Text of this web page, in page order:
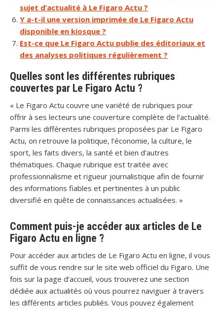
sujet d’actualité à Le Figaro Actu ?
Y a-t-il une version imprimée de Le Figaro Actu
disponible en kiosque ?
Est-ce que Le Figaro Actu publie des éditoriaux et
des analyses politiques régulièrement ?
Quelles sont les différentes rubriques
couvertes par Le Figaro Actu ?
« Le Figaro Actu couvre une variété de rubriques pour
offrir à ses lecteurs une couverture complète de l’actualité.
Parmi les différentes rubriques proposées par Le Figaro
Actu, on retrouve la politique, l’économie, la culture, le
sport, les faits divers, la santé et bien d’autres
thématiques. Chaque rubrique est traitée avec
professionnalisme et rigueur journalistique afin de fournir
des informations fiables et pertinentes à un public
diversifié en quête de connaissances actualisées. »
Comment puis-je accéder aux articles de Le
Figaro Actu en ligne ?
Pour accéder aux articles de Le Figaro Actu en ligne, il vous
suffit de vous rendre sur le site web officiel du Figaro. Une
fois sur la page d’accueil, vous trouverez une section
dédiée aux actualités où vous pourrez naviguer à travers
les différents articles publiés. Vous pouvez également